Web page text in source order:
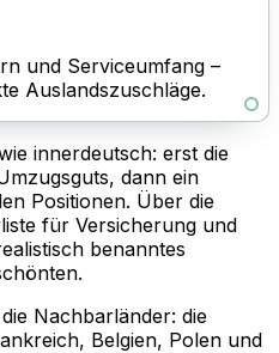
und Serviceumfang –
Auslandszuschläge.
innerdeutsch: erst die
dann ein
Positionen. Über die
für Versicherung und
benanntes
Nachbarländer: die
Belgien, Polen und